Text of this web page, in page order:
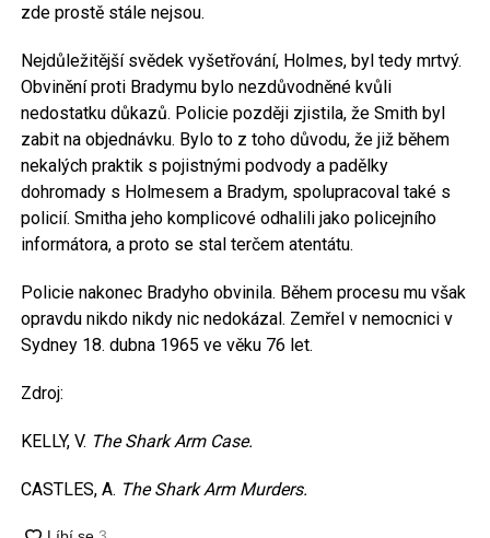
zde prostě stále nejsou.
Nejdůležitější svědek vyšetřování, Holmes, byl tedy mrtvý.
Obvinění proti Bradymu bylo nezdůvodněné kvůli
nedostatku důkazů. Policie později zjistila, že Smith byl
zabit na objednávku. Bylo to z toho důvodu, že již během
nekalých praktik s pojistnými podvody a padělky
dohromady s Holmesem a Bradym, spolupracoval také s
policií. Smitha jeho komplicové odhalili jako policejního
informátora, a proto se stal terčem atentátu.
Policie nakonec Bradyho obvinila. Během procesu mu však
opravdu nikdo nikdy nic nedokázal. Zemřel v nemocnici v
Sydney 18. dubna 1965 ve věku 76 let.
Zdroj:
KELLY, V. The Shark Arm Case.
CASTLES, A. The Shark Arm Murders.